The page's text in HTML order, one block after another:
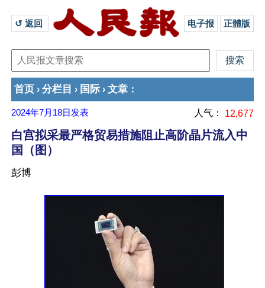
↺ 返回 电子报 正體版
首页 › 分栏目 › 国际 › 文章 ：
2024年7月18日 发表 人气： 12,677
白宫拟采最严格贸易措施阻止高阶晶片流入中
国（图）
彭博